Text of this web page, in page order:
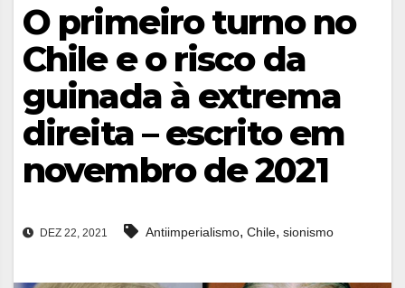
O primeiro turno no
Chile e o risco da
guinada à extrema
direita – escrito em
novembro de 2021
DEZ 22, 2021 Antiimperialismo, Chile, sionismo